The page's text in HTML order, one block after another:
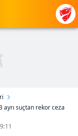
ayrı suçtan rekor ceza